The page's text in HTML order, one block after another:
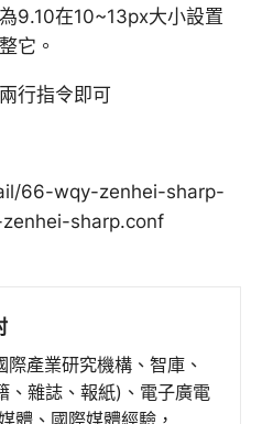
9.10在10~13px大小設置
它。
行指令即可
66-wqy-zenhei-sharp-
sharp.conf
產業研究機構、智庫、
、雜誌、報紙)、電子廣電
體、國際媒體經驗，